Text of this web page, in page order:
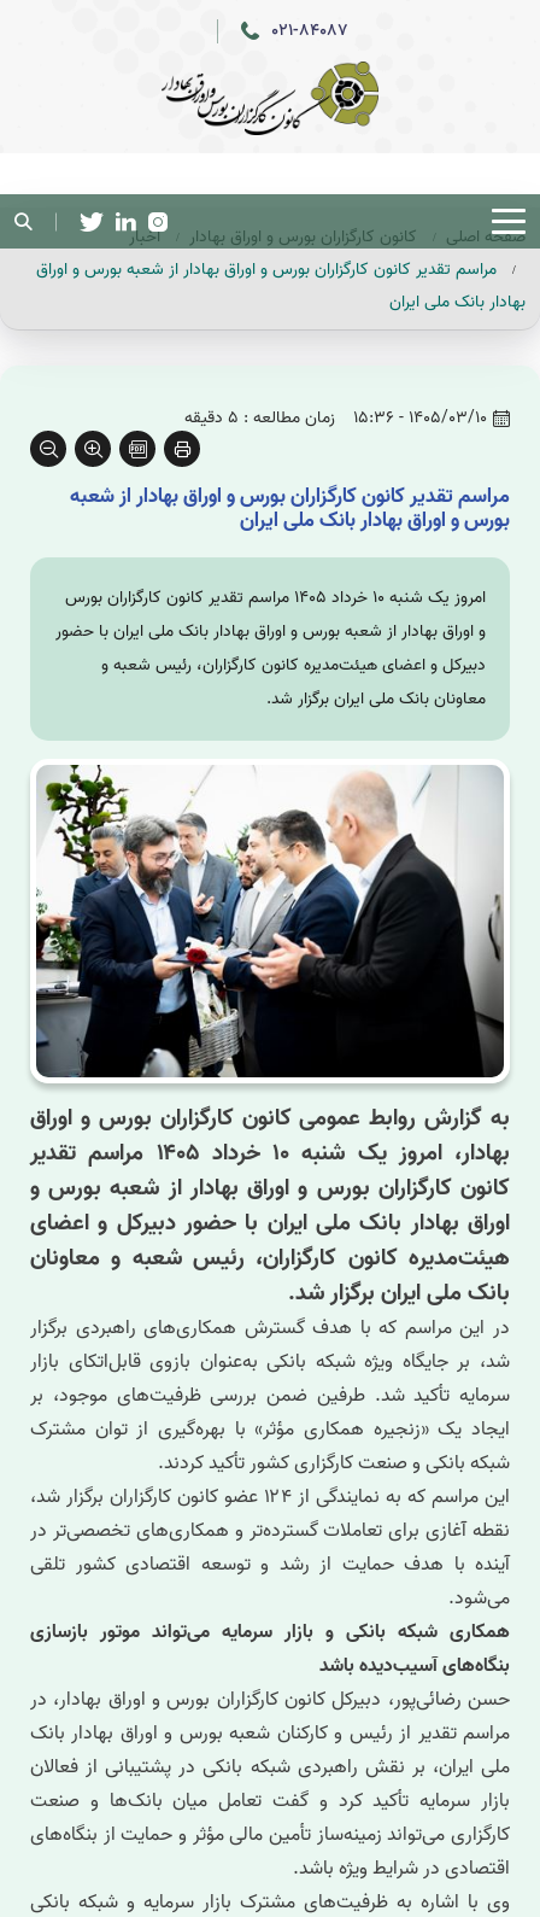
021-84087
صفحه اصلی کانون کارگزاران بورس و اوراق بهادار
اخبار
مراسم تقدیر کانون کارگزاران بورس و اوراق بهادار از شعبه بورس و اوراق
بهادار بانک ملی ایران
1405/03/10 - 15:36 زمان مطالعه : 5 دقیقه
مراسم تقدیر کانون کارگزاران بورس و اوراق بهادار از شعبه
بورس و اوراق بهادار بانک ملی ایران
امروز یک شنبه ۱۰ خرداد ۱۴۰۵ مراسم تقدیر کانون کارگزاران بورس
و اوراق بهادار از شعبه بورس و اوراق بهادار بانک ملی ایران با حضور
دبیرکل و اعضای هیئت‌مدیره کانون کارگزاران، رئیس شعبه و
معاونان بانک ملی ایران برگزار شد.
به گزارش روابط عمومی کانون کارگزاران بورس و اوراق
بهادار، امروز یک شنبه ۱۰ خرداد ۱۴۰۵ مراسم تقدیر
کانون کارگزاران بورس و اوراق بهادار از شعبه بورس و
اوراق بهادار بانک ملی ایران با حضور دبیرکل و اعضای
هیئت‌مدیره کانون کارگزاران، رئیس شعبه و معاونان
بانک ملی ایران برگزار شد.
در این مراسم که با هدف گسترش همکاری‌های راهبردی برگزار
شد، بر جایگاه ویژه شبکه بانکی به‌عنوان بازوی قابل‌اتکای بازار
سرمایه تأکید شد. طرفین ضمن بررسی ظرفیت‌های موجود، بر
ایجاد یک «زنجیره همکاری مؤثر» با بهره‌گیری از توان مشترک
شبکه بانکی و صنعت کارگزاری کشور تأکید کردند.
این مراسم که به نمایندگی از ۱۲۴ عضو کانون کارگزاران برگزار شد،
نقطه آغازی برای تعاملات گسترده‌تر و همکاری‌های تخصصی‌تر در
آینده با هدف حمایت از رشد و توسعه اقتصادی کشور تلقی
می‌شود.
همکاری شبکه بانکی و بازار سرمایه می‌تواند موتور بازسازی
بنگاه‌های آسیب‌دیده باشد
حسن رضائی‌پور، دبیرکل کانون کارگزاران بورس و اوراق بهادار، در
مراسم تقدیر از رئیس و کارکنان شعبه بورس و اوراق بهادار بانک
ملی ایران، بر نقش راهبردی شبکه بانکی در پشتیبانی از فعالان
بازار سرمایه تأکید کرد و گفت تعامل میان بانک‌ها و صنعت
کارگزاری می‌تواند زمینه‌ساز تأمین مالی مؤثر و حمایت از بنگاه‌های
اقتصادی در شرایط ویژه باشد.
وی با اشاره به ظرفیت‌های مشترک بازار سرمایه و شبکه بانکی